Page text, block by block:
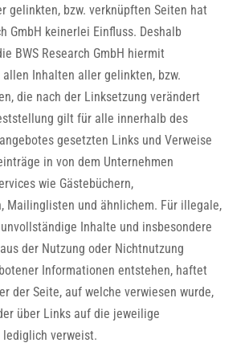
gelinkten, bzw. verknüpften Seiten hat
GmbH keinerlei Einfluss. Deshalb
BWS Research GmbH hiermit
Inhalten aller gelinkten, bzw.
die nach der Linksetzung verändert
gilt für alle innerhalb des
gesetzten Links und Verweise
in von dem Unternehmen
wie Gästebüchern,
Mailinglisten und ähnlichem. Für illegale,
Inhalte und insbesondere
der Nutzung oder Nichtnutzung
Informationen entstehen, haftet
der Seite, auf welche verwiesen wurde,
über Links auf die jeweilige
verweist.